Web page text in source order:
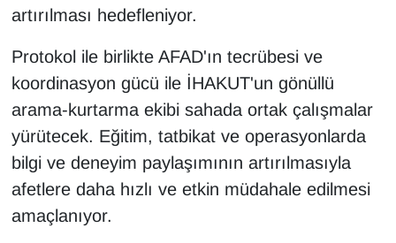
artırılması hedefleniyor.
Protokol ile birlikte AFAD'ın tecrübesi ve
koordinasyon gücü ile İHAKUT'un gönüllü
arama-kurtarma ekibi sahada ortak çalışmalar
yürütecek. Eğitim, tatbikat ve operasyonlarda
bilgi ve deneyim paylaşımının artırılmasıyla
afetlere daha hızlı ve etkin müdahale edilmesi
amaçlanıyor.
Vasıta
YEREL